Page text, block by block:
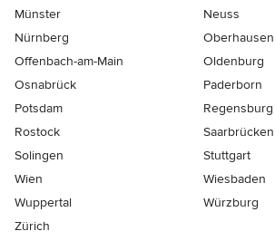
Münster
Neuss
Nürnberg
Oberhausen
Offenbach-am-Main
Oldenburg
Osnabrück
Paderborn
Potsdam
Regensburg
Rostock
Saarbrücken
Solingen
Stuttgart
Wien
Wiesbaden
Wuppertal
Würzburg
Zürich